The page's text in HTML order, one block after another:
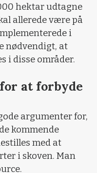
hektar udtagne
allerede være på
i
nødvendigt, at
i disse områder.
at forbyde
argumenter for,
kommende
med at
i skoven. Man